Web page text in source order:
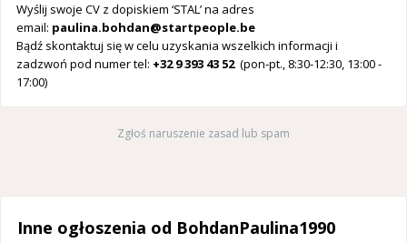
Wyślij swoje CV z dopiskiem ‘STAL’ na adres
email: paulina.bohdan@startpeople.be
Bądź skontaktuj się w celu uzyskania wszelkich informacji i
zadzwoń pod numer tel: +32 9 393 43 52(pon-pt., 8:30-12:30, 13:00 -
17:00)
Zgłoś naruszenie zasad lub spam
Inne ogłoszenia od BohdanPaulina1990